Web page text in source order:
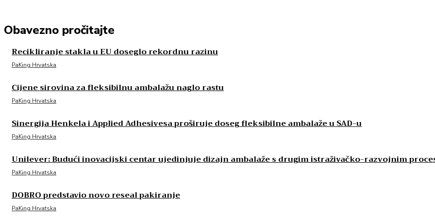
Obavezno pročitajte
Recikliranje stakla u EU doseglo rekordnu razinu
PaKing Hrvatska
Cijene sirovina za fleksibilnu ambalažu naglo rastu
PaKing Hrvatska
Sinergija Henkela i Applied Adhesivesa proširuje doseg fleksibilne ambalaže u SAD-u
PaKing Hrvatska
Unilever: Budući inovacijski centar ujedinjuje dizajn ambalaže s drugim istraživačko-razvojnim
PaKing Hrvatska
DOBRO predstavio novo reseal pakiranje
PaKing Hrvatska